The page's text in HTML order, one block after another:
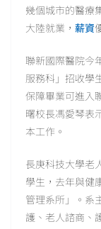
幾個城市的醫療
大陸就業， 薪資
聯新國際醫院今
服務科」招收學
保障畢業可進入
曙校長馮愛琴表
本工作。
長庚科技大學老
學生，去年與健
管理系所」。系
護、老人諮商、